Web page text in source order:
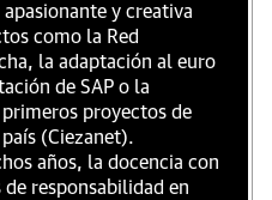
y creativa
como la Red
la adaptación al euro
de SAP o la
proyectos de
(Ciezanet).
años, la docencia con
responsabilidad en